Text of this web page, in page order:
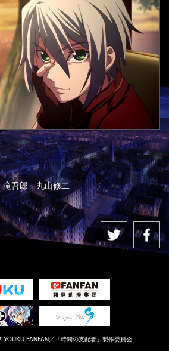
滝吾郎 丸山修二
／「時間の支配者」製作委員会